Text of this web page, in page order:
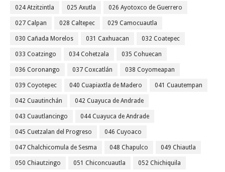
024 Atzitzintla 025 Axutla 026 Ayotoxco de Guerrero
027 Calpan 028 Caltepec 029 Camocuautla
030 Cañada Morelos 031 Caxhuacan 032 Coatepec
033 Coatzingo 034 Cohetzala 035 Cohuecan
036 Coronango 037 Coxcatlán 038 Coyomeapan
039 Coyotepec 040 Cuapiaxtla de Madero 041 Cuautempan
042 Cuautinchán 042 Cuayuca de Andrade
043 Cuautlancingo 044 Cuayuca de Andrade
045 Cuetzalan del Progreso 046 Cuyoaco
047 Chalchicomula de Sesma 048 Chapulco 049 Chiautla
050 Chiautzingo 051 Chiconcuautla 052 Chichiquila